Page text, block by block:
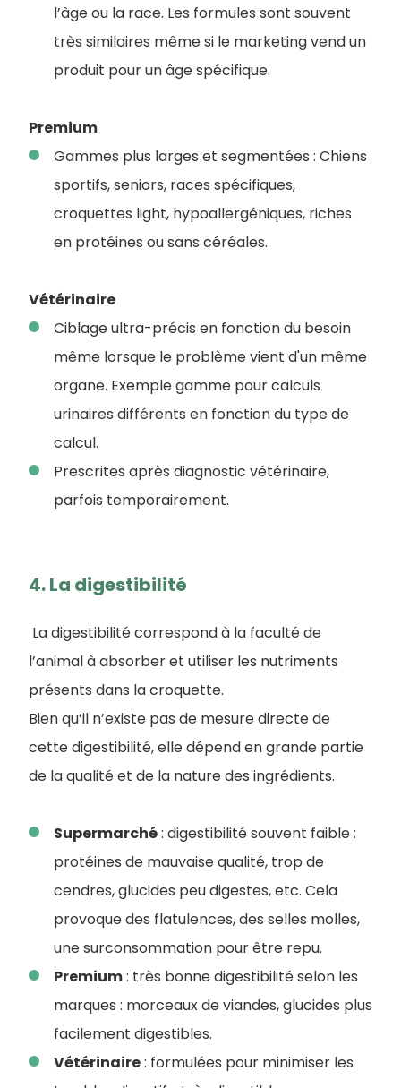
l’âge ou la race. Les formules sont souvent
très similaires même si le marketing vend un
produit pour un âge spécifique.
Premium
Gammes plus larges et segmentées : Chiens
sportifs, seniors, races spécifiques,
croquettes light, hypoallergéniques, riches
en protéines ou sans céréales.
Vétérinaire
Ciblage ultra-précis en fonction du besoin
même lorsque le problème vient d'un même
organe. Exemple gamme pour calculs
urinaires différents en fonction du type de
calcul.
Prescrites après diagnostic vétérinaire,
parfois temporairement.
4. La digestibilité
La digestibilité correspond à la faculté de
l’animal à absorber et utiliser les nutriments
présents dans la croquette.
Bien qu’il n’existe pas de mesure directe de
cette digestibilité, elle dépend en grande partie
de la qualité et de la nature des ingrédients.
Supermarché: digestibilité souvent faible :
protéines de mauvaise qualité, trop de
cendres, glucides peu digestes, etc. Cela
provoque des flatulences, des selles molles,
une surconsommation pour être repu.
Premium: très bonne digestibilité selon les
marques : morceaux de viandes, glucides plus
facilement digestibles.
Vétérinaire: formulées pour minimiser les